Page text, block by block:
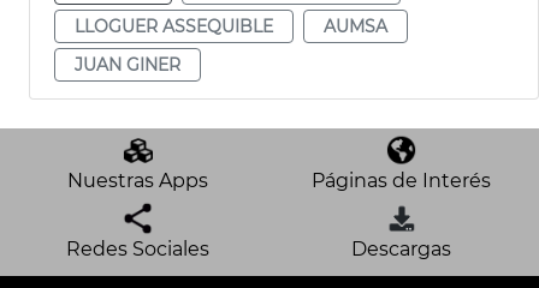
LLOGUER ASSEQUIBLE
AUMSA
JUAN GINER
Nuestras Apps Páginas de Interés
Redes Sociales Descargas